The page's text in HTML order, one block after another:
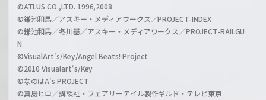
©ATLUS CO.,LTD. 1996,2008
©鎌池和馬／アスキー・メディアワークス／PROJECT-INDEX
©鎌池和馬／冬川基／アスキー・メディアワークス／PROJECT-RAILGU
N
©VisualArt's/Key/Angel Beats! Project
©2010 Visualart's/Key
©なのはA's PROJECT
©真島ヒロ／講談社・フェアリーテイル製作ギルド・テレビ東京